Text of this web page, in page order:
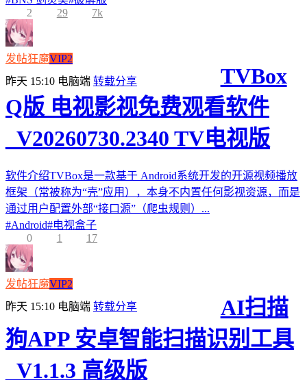
2
29 7k
发帖狂魔VIP2
昨天 15:10 电脑端 转载分享
TVBox
Q版 电视影视免费观看软件
_V20260730.2340 TV电视版
软件介绍TVBox是一款基于 Android系统开发的开源视频播放
框架（常被称为“壳”应用），本身不内置任何影视资源，而是
通过用户配置外部“接口源”（爬虫规则）...
#Android#电视盒子
0
1 17
发帖狂魔VIP2
昨天 15:10 电脑端 转载分享
AI扫描
狗APP 安卓智能扫描识别工具
_V1.1.3 高级版